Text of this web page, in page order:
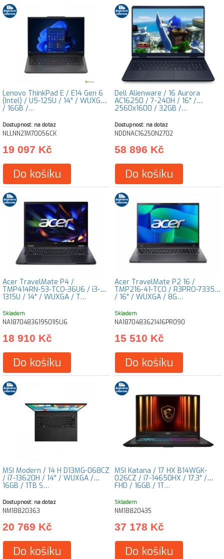
Lenovo ThinkPad E / E14 Gen 6
(Intel) / U5-125U / 14" / WUXGA
/ 16GB /…
Dostupnost: na dotaz
NLLNN21M70056CK
19 097 Kč
Do košíku
Dell Alienware / 16 Aurora
AC16250 / 7-240H / 16" /
2560x1600 / 32GB /…
Dostupnost: na dotaz
NDDNAC16250N2702
58 896 Kč
Do košíku
Acer TravelMate P4 /
TMP414RN-53-TCO-36U6 / i3-
1315U / 14" / WUXGA / T…
Skladem
NA1870483619501I5U6
18 910 Kč
Do košíku
Acer TravelMate P2 16 /
TMP216-41-TCO / R3PRO-7335U
/ 16" / WUXGA / 8G…
Skladem
NA1870483621416PR090
15 510 Kč
Do košíku
MSI Modern / 14 H D13MG-068CZ
/ i7-13620H / 14" / WUXGA /
16GB / 1TB S…
Dostupnost: na dotaz
NM18820363
20 769 Kč
Do košíku
MSI Katana / 17 HX B14WGK-
026CZ / i7-14650HX / 17,3" /
FHD / 16GB / 1T…
Skladem
NM18820435
37 178 Kč
Do košíku